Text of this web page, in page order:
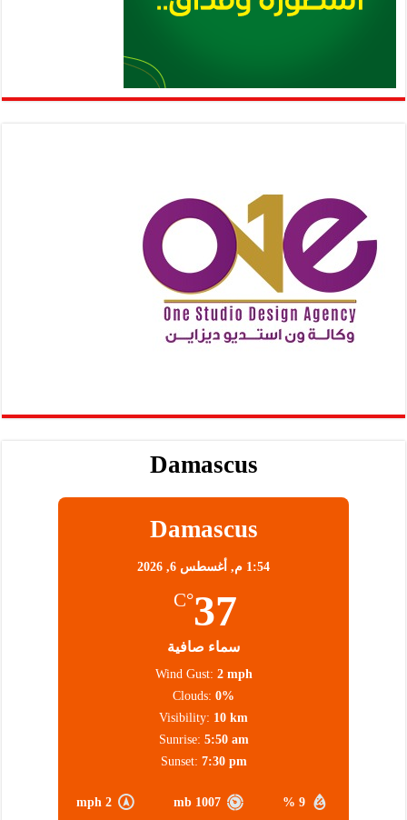
Damascus
Damascus
1:54 م, أغسطس 6, 2026
37
°C
سماء صافية
9 %
1007 mb
2 mph
Wind Gust: 2 mph
Clouds: 0%
Visibility: 10 km
Sunrise: 5:50 am
Sunset: 7:30 pm